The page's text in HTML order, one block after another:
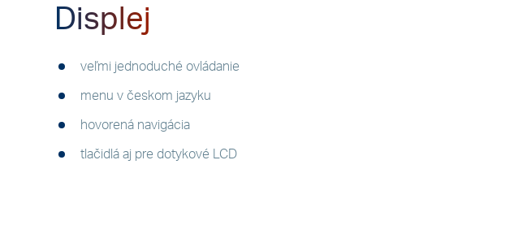
Displej
veľmi jednoduché ovládanie
menu v českom jazyku
hovorená navigácia
tlačidlá aj pre dotykové LCD